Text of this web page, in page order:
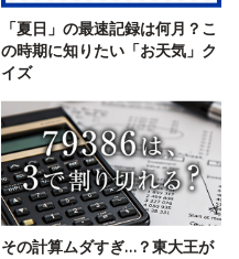
「夏日」の最速記録は何月？こ
の時期に知りたい「お天気」ク
イズ
その計算ムダすぎ…？東大王が